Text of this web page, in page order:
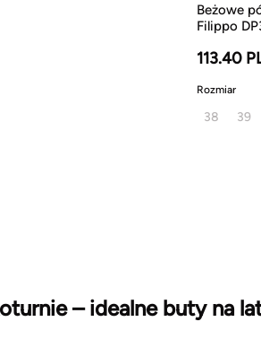
Beżowe
Filippo
113.40
Rozmiar
38 39
– idealne buty na